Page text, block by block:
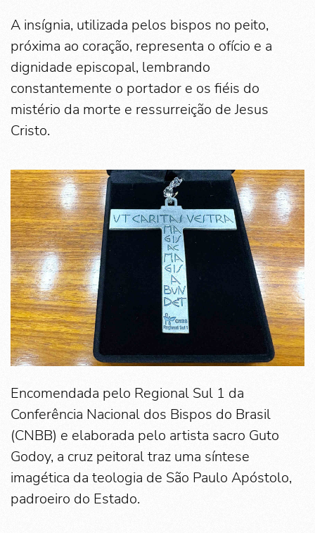
A insígnia, utilizada pelos bispos no peito,
próxima ao coração, representa o ofício e a
dignidade episcopal, lembrando
constantemente o portador e os fiéis do
mistério da morte e ressurreição de Jesus
Cristo.
Encomendada pelo Regional Sul 1 da
Conferência Nacional dos Bispos do Brasil
(CNBB) e elaborada pelo artista sacro Guto
Godoy, a cruz peitoral traz uma síntese
imagética da teologia de São Paulo Apóstolo,
padroeiro do Estado.